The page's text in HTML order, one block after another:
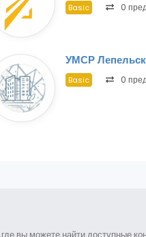
Basic 0
УМСР
Basic 0
вы можете найти доступные